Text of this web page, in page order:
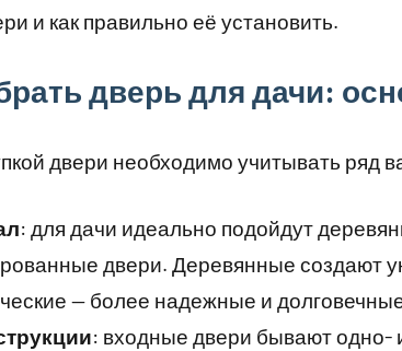
и как правильно её установить.
дверь для дачи:
двери необходимо учитывать ряд
: для дачи идеально подойдут
двери. Деревянные создают
— более надежные и
: входные двери бывают одно-